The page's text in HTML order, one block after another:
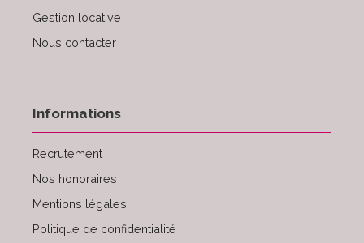
Gestion locative
Nous contacter
Informations
Recrutement
Nos honoraires
Mentions légales
Politique de confidentialité